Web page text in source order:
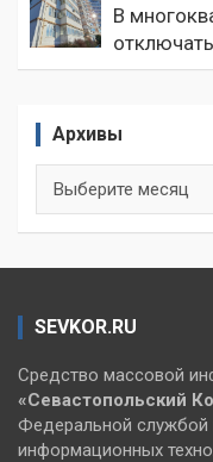
В
Архивы
SEVKOR.RU
Средство массовой
«Севастопольский
Федеральной службой
информационных